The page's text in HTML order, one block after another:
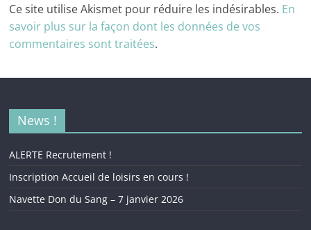
Ce site utilise Akismet pour réduire les indésirables. En
savoir plus sur la façon dont les données de vos
commentaires sont traitées.
News !
ALERTE Recrutement !
Inscription Accueil de loisirs en cours !
Navette Don du Sang – 7 janvier 2026